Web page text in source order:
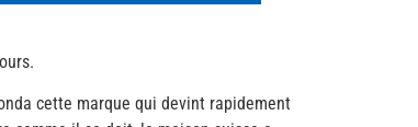
cette marque qui devint rapidement